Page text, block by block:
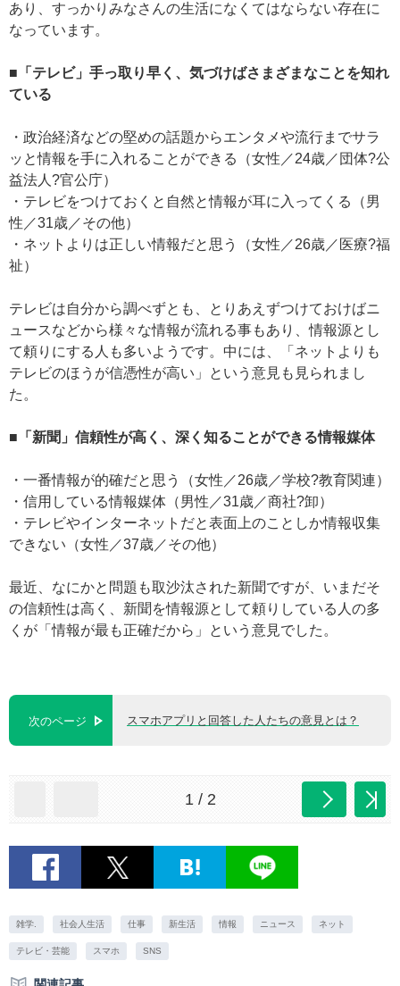
あり、すっかりみなさんの生活になくてはならない存在に
なっています。
■「テレビ」手っ取り早く、気づけばさまざまなことを知れ
ている
・政治経済などの堅めの話題からエンタメや流行までサラ
ッと情報を手に入れることができる（女性／24歳／団体?公
益法人?官公庁）
・テレビをつけておくと自然と情報が耳に入ってくる（男
性／31歳／その他）
・ネットよりは正しい情報だと思う（女性／26歳／医療?福
祉）
テレビは自分から調べずとも、とりあえずつけておけばニ
ュースなどから様々な情報が流れる事もあり、情報源とし
て頼りにする人も多いようです。中には、「ネットよりも
テレビのほうが信憑性が高い」という意見も見られまし
た。
■「新聞」信頼性が高く、深く知ることができる情報媒体
・一番情報が的確だと思う（女性／26歳／学校?教育関連）
・信用している情報媒体（男性／31歳／商社?卸）
・テレビやインターネットだと表面上のことしか情報収集
できない（女性／37歳／その他）
最近、なにかと問題も取沙汰された新聞ですが、いまだそ
の信頼性は高く、新聞を情報源として頼りしている人の多
くが「情報が最も正確だから」という意見でした。
次のページ スマホアプリと回答した人たちの意見とは？
1 / 2
雑学. 社会人生活 仕事 新生活 情報 ニュース ネット
テレビ・芸能 スマホ SNS